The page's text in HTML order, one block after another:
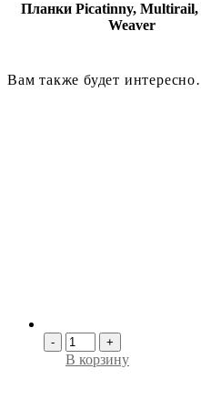
Планки Picatinny, Multirail,
Weaver
Вам также будет
- +
В корзину